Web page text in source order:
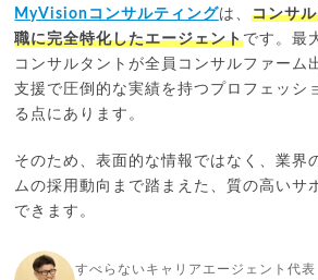
MyVisionコンサルティングは、 コンサ
職に完全特化したエージェントです。最
コンサルタントが全員コンサルファーム
支援で圧倒的な実績を持つプロフェッシ
る点にあります。
そのため、表面的な情報ではなく、業界
ムの採用動向まで踏まえた、質の高いサ
できます。
すべらないキャリアエージェント代表